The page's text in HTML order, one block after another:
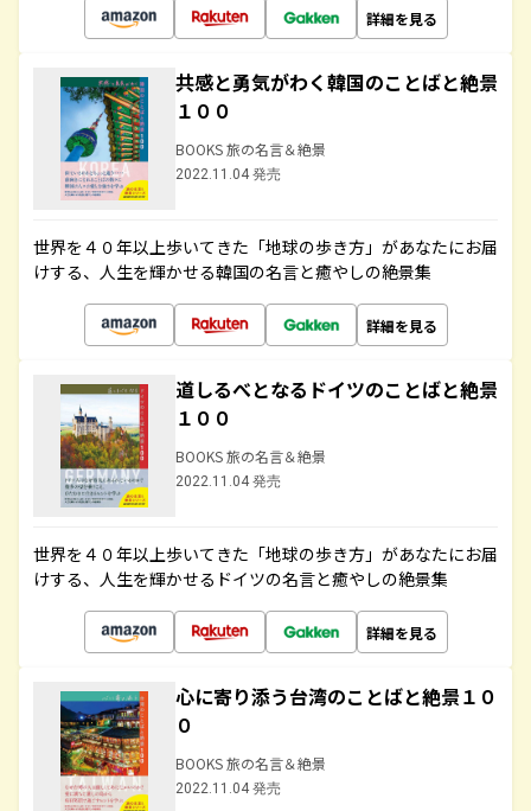
詳細を見る
共感と勇気がわく韓国のことばと絶景
１００
BOOKS 旅の名言＆絶景
2022.11.04 発売
世界を４０年以上歩いてきた「地球の歩き方」があなたにお届
けする、人生を輝かせる韓国の名言と癒やしの絶景集
詳細を見る
道しるべとなるドイツのことばと絶景
１００
BOOKS 旅の名言＆絶景
2022.11.04 発売
世界を４０年以上歩いてきた「地球の歩き方」があなたにお届
けする、人生を輝かせるドイツの名言と癒やしの絶景集
詳細を見る
心に寄り添う台湾のことばと絶景１０
０
BOOKS 旅の名言＆絶景
2022.11.04 発売